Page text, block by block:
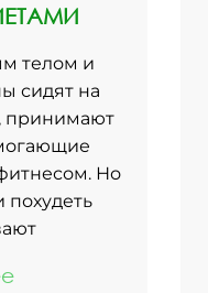
телом и
сидят на
принимают
Но
похудеть